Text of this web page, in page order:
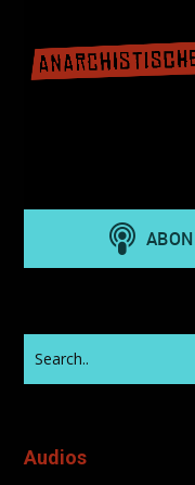
Audios